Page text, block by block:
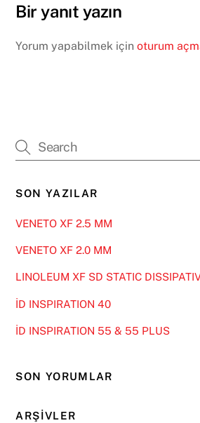
Bir yanıt yazın
Yorum yapabilmek içinoturum
SON YAZILAR
VENETO XF 2.5 MM
VENETO XF 2.0 MM
LINOLEUM XF SD STATIC
İD INSPIRATION 40
İD INSPIRATION 55 & 55 PLUS
SON YORUMLAR
ARŞIVLER